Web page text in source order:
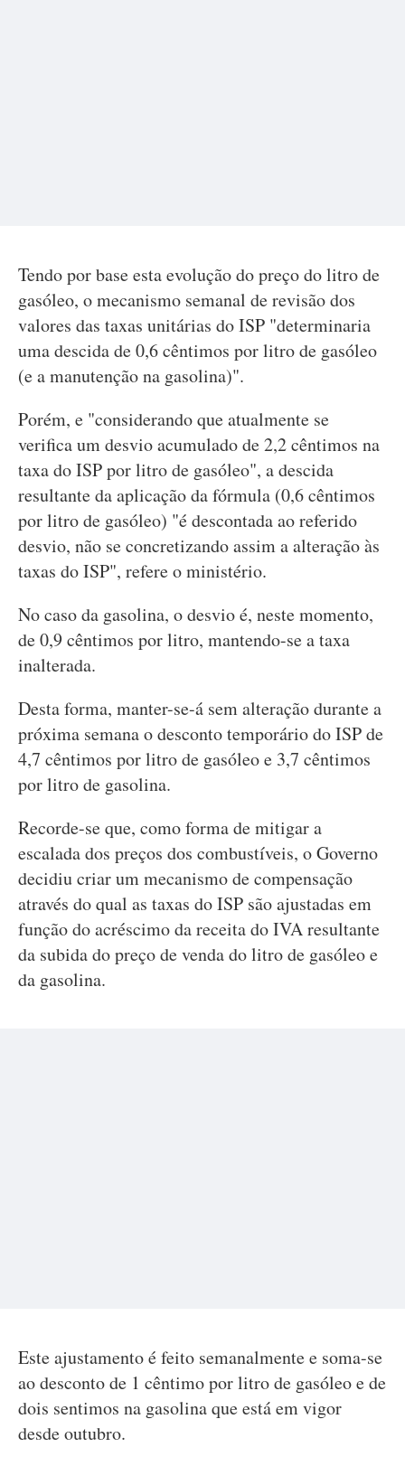
Tendo por base esta evolução do preço do litro de
gasóleo, o mecanismo semanal de revisão dos
valores das taxas unitárias do ISP "determinaria
uma descida de 0,6 cêntimos por litro de gasóleo
(e a manutenção na gasolina)".
Porém, e "considerando que atualmente se
verifica um desvio acumulado de 2,2 cêntimos na
taxa do ISP por litro de gasóleo", a descida
resultante da aplicação da fórmula (0,6 cêntimos
por litro de gasóleo) "é descontada ao referido
desvio, não se concretizando assim a alteração às
taxas do ISP", refere o ministério.
No caso da gasolina, o desvio é, neste momento,
de 0,9 cêntimos por litro, mantendo-se a taxa
inalterada.
Desta forma, manter-se-á sem alteração durante a
próxima semana o desconto temporário do ISP de
4,7 cêntimos por litro de gasóleo e 3,7 cêntimos
por litro de gasolina.
Recorde-se que, como forma de mitigar a
escalada dos preços dos combustíveis, o Governo
decidiu criar um mecanismo de compensação
através do qual as taxas do ISP são ajustadas em
função do acréscimo da receita do IVA resultante
da subida do preço de venda do litro de gasóleo e
da gasolina.
Este ajustamento é feito semanalmente e soma-se
ao desconto de 1 cêntimo por litro de gasóleo e de
dois sentimos na gasolina que está em vigor
desde outubro.